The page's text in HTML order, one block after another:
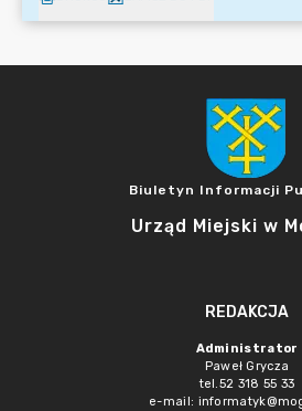
Biuletyn Informacji
Urząd Miejski w
REDAKCJA
Administrator
Paweł Grycza
tel.52 318 55 33
e-mail: